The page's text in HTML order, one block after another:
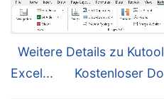
Weitere Details zu
Excel...
Kostenloser